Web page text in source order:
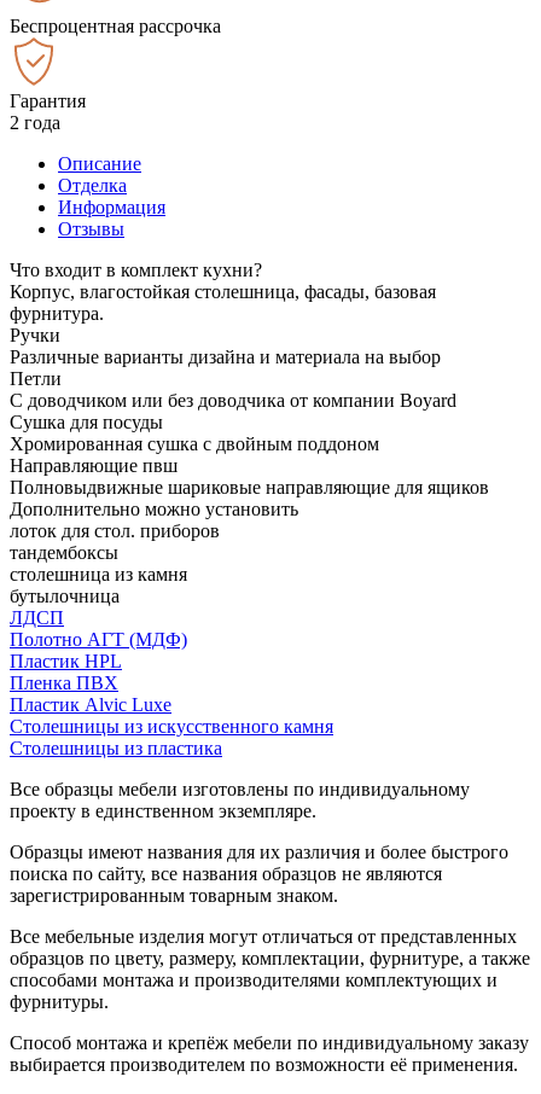
Беспроцентная рассрочка
Гарантия
2 года
Описание
Отделка
Информация
Отзывы
Что входит в комплект кухни?
Корпус, влагостойкая столешница, фасады, базовая
фурнитура.
Ручки
Различные варианты дизайна и материала на выбор
Петли
С доводчиком или без доводчика от компании Boyard
Сушка для посуды
Хромированная сушка с двойным поддоном
Направляющие пвш
Полновыдвижные шариковые направляющие для ящиков
Дополнительно можно установить
лоток для стол. приборов
тандембоксы
столешница из камня
бутылочница
ЛДСП
Полотно АГТ (МДФ)
Пластик HPL
Пленка ПВХ
Пластик Alvic Luxe
Столешницы из искусственного камня
Столешницы из пластика
Все образцы мебели изготовлены по индивидуальному
проекту в единственном экземпляре.
Образцы имеют названия для их различия и более быстрого
поиска по сайту, все названия образцов не являются
зарегистрированным товарным знаком.
Все мебельные изделия могут отличаться от представленных
образцов по цвету, размеру, комплектации, фурнитуре, а также
способами монтажа и производителями комплектующих и
фурнитуры.
Способ монтажа и крепёж мебели по индивидуальному заказу
выбирается производителем по возможности её применения.